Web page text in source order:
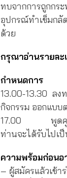
ทบจากการถูกกร
อุปกรณ์ทำเข็มกลั
ด้วย
กรุณาอ่านรายละ
กำหนดการ
13.00-13.30 ลง
กิจกรรม ออกแบ
17.00 พูดคุยกั
ท่านจะได้รับไปเ
ความพร้อมก่อนอ
– ผู้สมัครแล้วเข้า